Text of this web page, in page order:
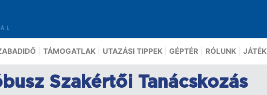
TÁMOGATLAK UTAZÁSI TIPPEK GÉPTÉR RÓLUNK JÁTÉK
Szakértői Tanácskozás